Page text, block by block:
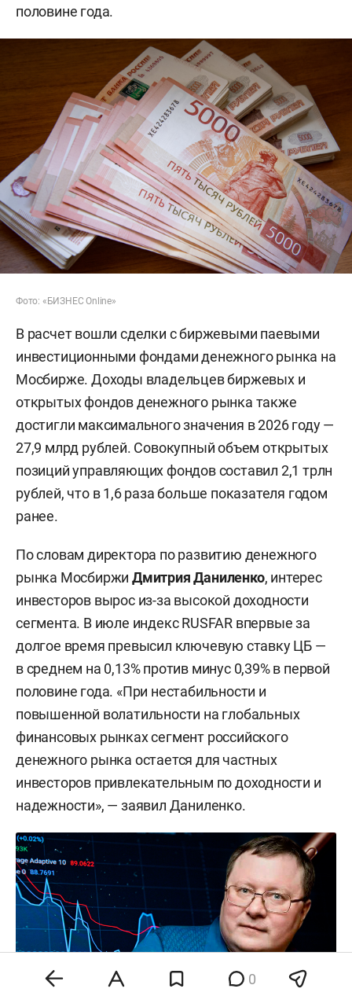
половине года.
Фото: «БИЗНЕС Online»
В расчет вошли сделки с биржевыми паевыми
инвестиционными фондами денежного рынка на
Мосбирже. Доходы владельцев биржевых и
открытых фондов денежного рынка также
достигли максимального значения в 2026 году —
27,9 млрд рублей. Совокупный объем открытых
позиций управляющих фондов составил 2,1 трлн
рублей, что в 1,6 раза больше показателя годом
ранее.
По словам директора по развитию денежного
рынка МосбиржиДмитрия Даниленко, интерес
инвесторов вырос из-за высокой доходности
сегмента. В июле индекс RUSFAR впервые за
долгое время превысил ключевую ставку ЦБ —
в среднем на 0,13% против минус 0,39% в первой
половине года. «При нестабильности и
повышенной волатильности на глобальных
финансовых рынках сегмент российского
денежного рынка остается для частных
инвесторов привлекательным по доходности и
надежности», — заявил Даниленко.
0